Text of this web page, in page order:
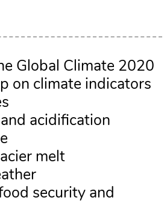
Global Climate 2020
on climate indicators
acidification
melt
security and